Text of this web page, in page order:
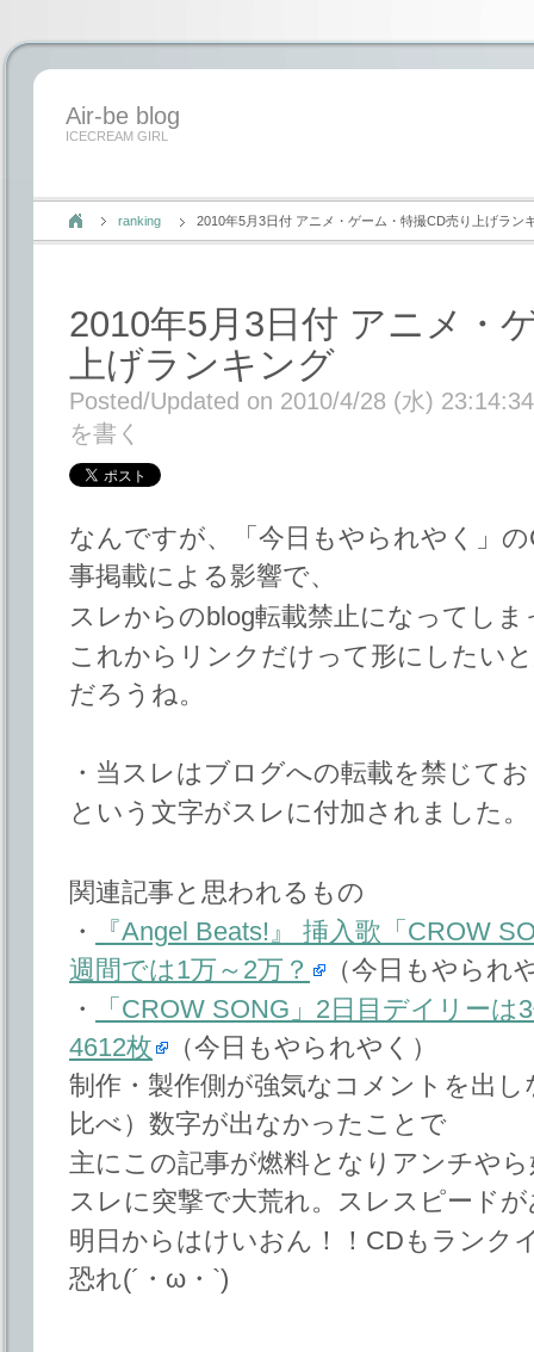
Air-be blog
ICECREAM GIRL
ranking 2010年5月3日付 アニメ・ゲーム・特撮CD売り上げラン
2010年5月3日付 アニメ・
上げランキング
Posted/Updated on 2010/4/28 (水) 23:14:34
を書く
なんですが、「今日もやられやく」
事掲載による影響で、
スレからのblog転載禁止になってしま
これからリンクだけって形にしたい
だろうね。
・当スレはブログへの転載を禁じて
という文字がスレに付加されました。
関連記事と思われるもの
・
『Angel Beats!』 挿入歌「CROW
週間では1万～2万？
（今日もやられ
・
「CROW SONG」2日目デイリー
4612枚
（今日もやられやく）
制作・製作側が強気なコメントを出
比べ）数字が出なかったことで
主にこの記事が燃料となりアンチや
スレに突撃で大荒れ。スレスピード
明日からはけいおん！！CDもランク
恐れ(´・ω・`)